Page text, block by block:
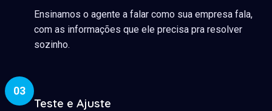
Ensinamos o agente a falar como sua empresa fala,
com as informações que ele precisa pra resolver
sozinho.
03
Teste e Ajuste